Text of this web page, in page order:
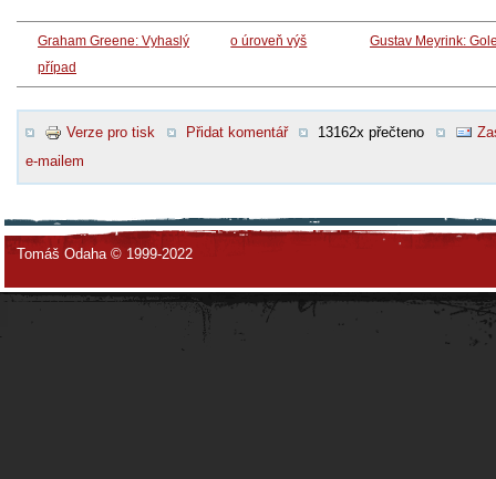
Graham Greene: Vyhaslý
případ
o úroveň výš Gustav Meyrink:
Verze pro tisk Přidat komentář 13162x přečteno
e-mailem
Tomáš Odaha © 1999-2022